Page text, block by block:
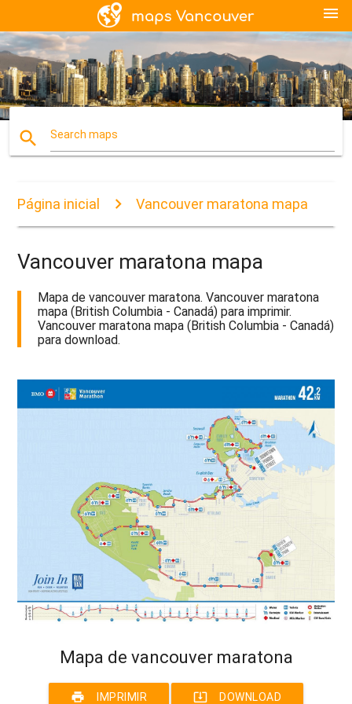
menu
search Search maps
Página inicial Vancouver maratona mapa
Vancouver maratona mapa
Mapa de vancouver maratona. Vancouver maratona
mapa (British Columbia - Canadá) para imprimir.
Vancouver maratona mapa (British Columbia - Canadá)
para download.
Mapa de vancouver maratona
print IMPRIMIR system_update_alt DOWNLOAD